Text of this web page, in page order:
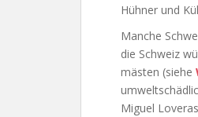
Hühner und
Manche
die Schweiz
mästen (siehe
Miguel